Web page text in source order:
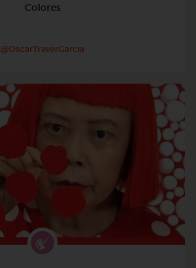
Colores
@OscarTraverGarcia